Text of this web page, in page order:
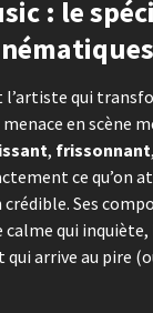
: le
l’artiste qui
en scène
, frissonnant
ce qu’on
Ses
calme qui
qui arrive au pire